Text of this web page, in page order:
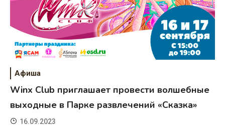
Афиша
Winx Club приглашает провести волшебные
выходные в Парке развлечений «Сказка»
16.09.2023